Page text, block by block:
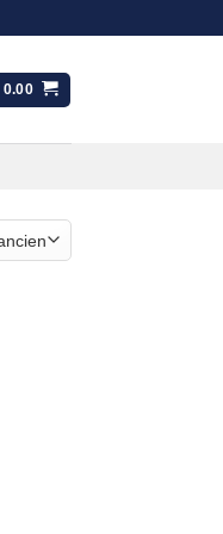
0.00